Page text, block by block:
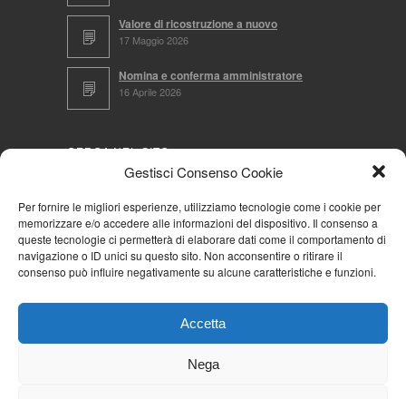
Gestisci Consenso Cookie
Per fornire le migliori esperienze, utilizziamo tecnologie come i cookie per
memorizzare e/o accedere alle informazioni del dispositivo. Il consenso a
queste tecnologie ci permetterà di elaborare dati come il comportamento di
navigazione o ID unici su questo sito. Non acconsentire o ritirare il
consenso può influire negativamente su alcune caratteristiche e funzioni.
Accetta
Nega
Valore di ricostruzione a nuovo
17 Maggio 2026
Nomina e conferma amministratore
16 Aprile 2026
CERCA NEL SITO
NAVIGA PER
Mappa completa
Cookie Policy (UE)
Iscriviti alla Community AziendaCondominio